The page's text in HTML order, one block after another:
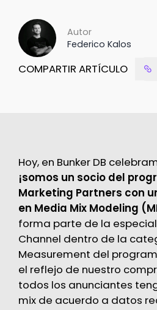
Autor
Federico Kalos
COMPARTIR ARTÍCULO
Hoy, en Bunker DB
¡somos un socio del
Marketing Partners con
en Media Mix Modeling
forma parte de la
Channel dentro de la
Measurement del
el reflejo de nuestro
todos los anunciantes
mix de acuerdo a datos